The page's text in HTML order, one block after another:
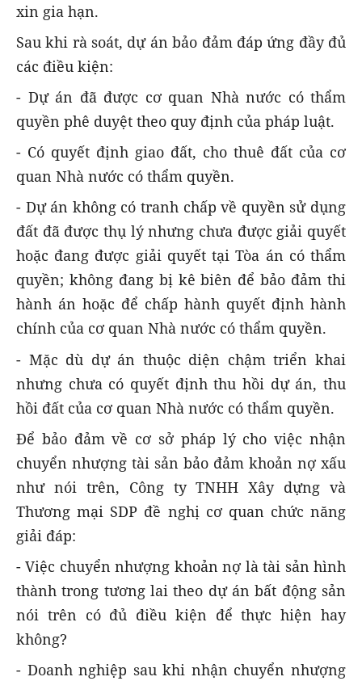
xin gia hạn.
Sau khi rà soát, dự án bảo đảm đáp ứng đầy đủ
các điều kiện:
- Dự án đã được cơ quan Nhà nước có thẩm
quyền phê duyệt theo quy định của pháp luật.
- Có quyết định giao đất, cho thuê đất của cơ
quan Nhà nước có thẩm quyền.
- Dự án không có tranh chấp về quyền sử dụng
đất đã được thụ lý nhưng chưa được giải quyết
hoặc đang được giải quyết tại Tòa án có thẩm
quyền; không đang bị kê biên để bảo đảm thi
hành án hoặc để chấp hành quyết định hành
chính của cơ quan Nhà nước có thẩm quyền.
- Mặc dù dự án thuộc diện chậm triển khai
nhưng chưa có quyết định thu hồi dự án, thu
hồi đất của cơ quan Nhà nước có thẩm quyền.
Để bảo đảm về cơ sở pháp lý cho việc nhận
chuyển nhượng tài sản bảo đảm khoản nợ xấu
như nói trên, Công ty TNHH Xây dựng và
Thương mại SDP đề nghị cơ quan chức năng
giải đáp:
- Việc chuyển nhượng khoản nợ là tài sản hình
thành trong tương lai theo dự án bất động sản
nói trên có đủ điều kiện để thực hiện hay
không?
- Doanh nghiệp sau khi nhận chuyển nhượng